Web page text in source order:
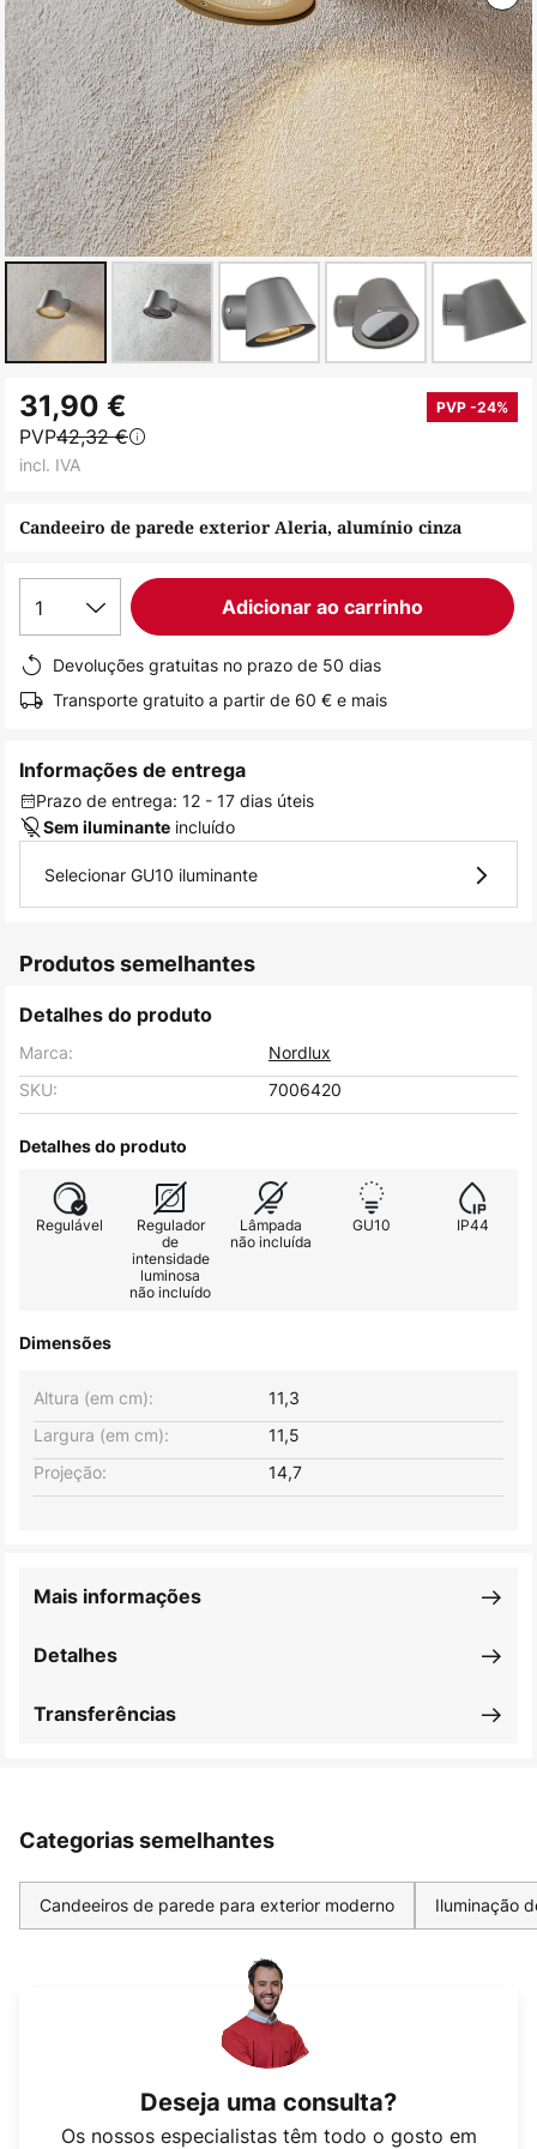
para
início
Galeria
Candeeiro de parede exterior Aleria, alumínio cinza
31,90 € PVP -24%
PVP42,32 €
incl. IVA
1 Adicionar ao carrinho
Devoluções gratuitas no prazo de 50 dias
Transporte gratuito a partir de 60 € e mais
Informações de entrega
Prazo de entrega: 12 - 17 dias úteis
Sem iluminante incluído
Selecionar GU10 iluminante
Produtos semelhantes
Detalhes do produto
Marca:
Nordlux
SKU:
7006420
Detalhes do produto
Regulável
Regulador
de
intensidade
luminosa
não incluído
Lâmpada
não incluída
GU10 IP44
Dimensões
Largura (em cm): 11,5
Altura (em cm): 11,3
Projeção: 14,7
Detalhes
Mais informações
Transferências
Categorias semelhantes
Candeeiros de parede para exterior moderno Iluminação
Deseja uma consulta?
Os nossos especialistas têm todo o gosto em